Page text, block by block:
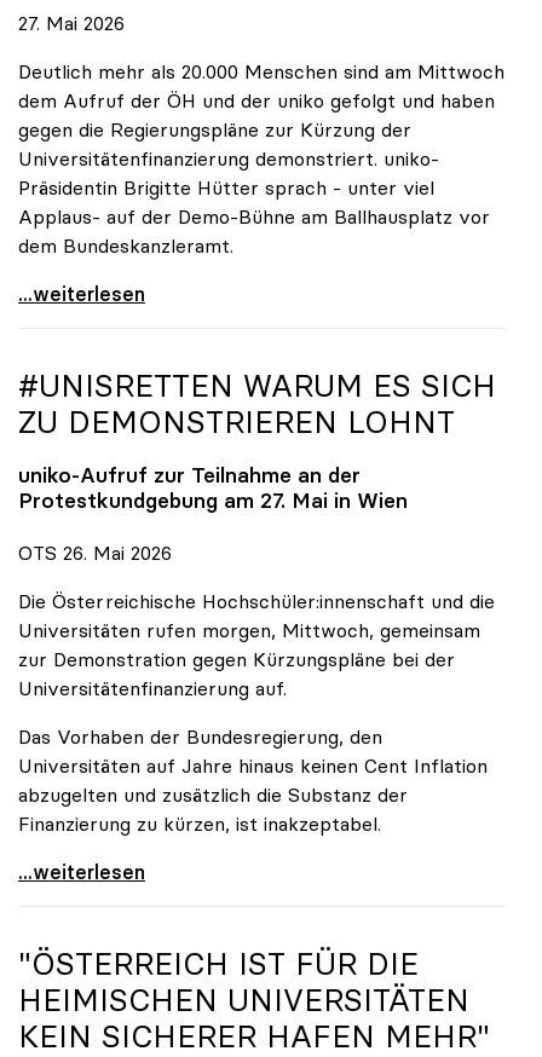
27. Mai 2026
Deutlich mehr als 20.000 Menschen sind am Mittwoch
dem Aufruf der ÖH und der uniko gefolgt und haben
gegen die Regierungspläne zur Kürzung der
Universitätenfinanzierung demonstriert. uniko-
Präsidentin Brigitte Hütter sprach - unter viel
Applaus- auf der Demo-Bühne am Ballhausplatz vor
dem Bundeskanzleramt.
\"Wir nehmen es nicht hin\": Rede von
...weiterlesen
#UNISRETTEN WARUM ES SICH
ZU DEMONSTRIEREN LOHNT
uniko-Aufruf zur Teilnahme an der
Protestkundgebung am 27. Mai in Wien
OTS 26. Mai 2026
Die Österreichische Hochschüler:innenschaft und die
Universitäten rufen morgen, Mittwoch, gemeinsam
zur Demonstration gegen Kürzungspläne bei der
Universitätenfinanzierung auf.
Das Vorhaben der Bundesregierung, den
Universitäten auf Jahre hinaus keinen Cent Inflation
abzugelten und zusätzlich die Substanz der
Finanzierung zu kürzen, ist inakzeptabel.
#UnisRetten Warum es sich zu demonstrieren lohnt
...weiterlesen
"ÖSTERREICH IST FÜR DIE
HEIMISCHEN UNIVERSITÄTEN
KEIN SICHERER HAFEN MEHR"